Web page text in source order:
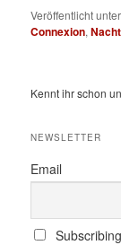
Veröffentlicht unter
Connexion,
Kennt ihr schon
NEWSLETTER
Email